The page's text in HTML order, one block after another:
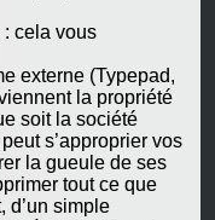
cela vous
externe (Typepad,
la propriété
soit la société
s’approprier vos
la gueule de ses
tout ce que
d’un simple